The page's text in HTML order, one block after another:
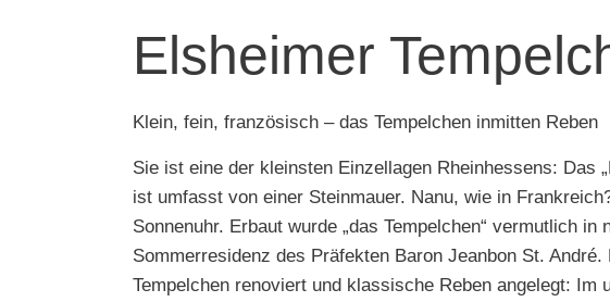
Elsheimer
Klein, fein, französisch – das Tempelchen inmitten Reben
Sie ist eine der kleinsten Einzellagen Rheinhessens: Das
ist umfasst von einer Steinmauer. Nanu, wie in
Sonnenuhr. Erbaut wurde „das Tempelchen“ vermutlich
Sommerresidenz des Präfekten Baron Jeanbon St.
Tempelchen renoviert und klassische Reben angelegt: